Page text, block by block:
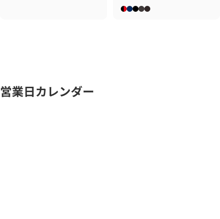
ブラック×レッド
ネイビー
ブラック×ブラック
ブラック×ブラックカモ
ブラックカモ
営業日カレンダー